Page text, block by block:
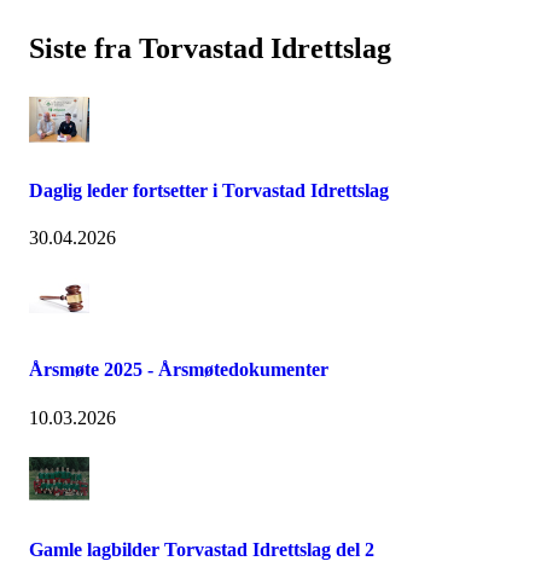
Siste fra Torvastad Idrettslag
Daglig leder fortsetter i Torvastad Idrettslag
30.04.2026
Årsmøte 2025 - Årsmøtedokumenter
10.03.2026
Gamle lagbilder Torvastad Idrettslag del 2